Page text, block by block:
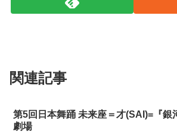
関連記事
第5回日本舞踊 未来座＝才(SAI)=『銀
劇場